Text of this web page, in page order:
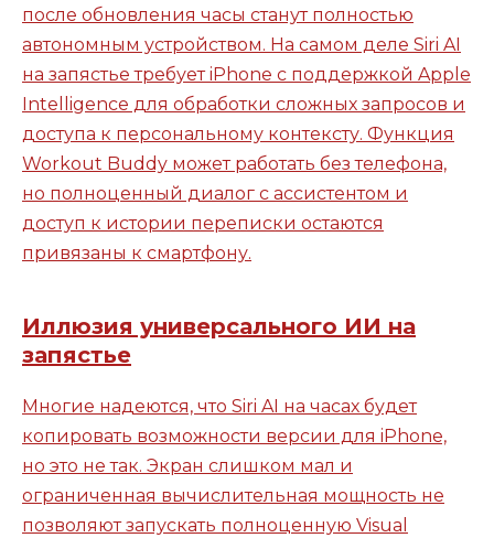
после обновления часы станут полностью
автономным устройством. На самом деле Siri AI
на запястье требует iPhone с поддержкой Apple
Intelligence для обработки сложных запросов и
доступа к персональному контексту. Функция
Workout Buddy может работать без телефона,
но полноценный диалог с ассистентом и
доступ к истории переписки остаются
привязаны к смартфону.
Иллюзия универсального ИИ на
запястье
Многие надеются, что Siri AI на часах будет
копировать возможности версии для iPhone,
но это не так. Экран слишком мал и
ограниченная вычислительная мощность не
позволяют запускать полноценную Visual